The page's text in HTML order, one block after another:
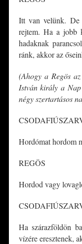
Itt van velünk. De
rejtem. Ha a jobb
hadaknak
ránk, akkor az
(Ahogy a Regös
István király a
négy szertartásos
Hordómat hordom
REGÖS
Hordod vagy
Ha szárazföldön
vízére eresztenek,